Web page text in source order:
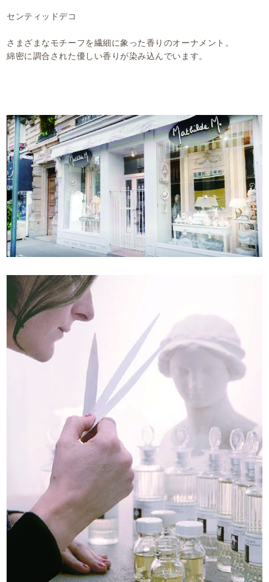
センティッドデコ
さまざまなモチーフを繊細に象った香りのオーナメント。
綿密に調合された優しい香りが染み込んでいます。